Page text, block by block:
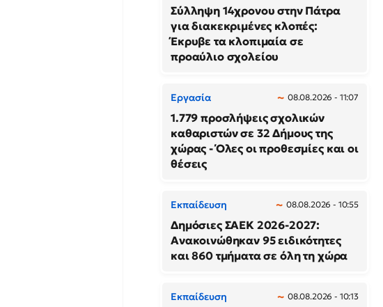
Σύλληψη 14χρονου στην Πάτρα
για διακεκριμένες κλοπές:
Έκρυβε τα κλοπιμαία σε
προαύλιο σχολείου
Εργασία 08.08.2026 - 11:07
1.779 προσλήψεις σχολικών
καθαριστών σε 32 Δήμους της
χώρας - Όλες οι προθεσμίες και οι
θέσεις
Εκπαίδευση 08.08.2026 - 10:55
Δημόσιες ΣΑΕΚ 2026-2027:
Ανακοινώθηκαν 95 ειδικότητες
και 860 τμήματα σε όλη τη χώρα
Εκπαίδευση 08.08.2026 - 10:13